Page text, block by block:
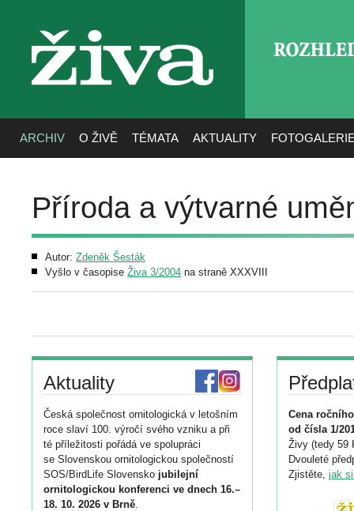
živa
ARCHIV O ŽIVĚ TÉMATA AKTUALITY
Příroda a výtvarné
Autor: Zdeněk Šesták
Vyšlo v časopise Živa 3/2004 na straně XXXVIII
Aktuality
Česká společnost ornitologická v letošním
roce slaví 100. výročí svého vzniku a při
té příležitosti pořádá ve spolupráci
se Slovenskou ornitologickou společností
SOS/BirdLife Slovensko jubilejní
ornitologickou konferenci ve dnech 16.–
18. 10. 2026 v Brně.
Cena
od čísla 1/
Živy (tedy 59
Dvouleté
Zjistěte, jak